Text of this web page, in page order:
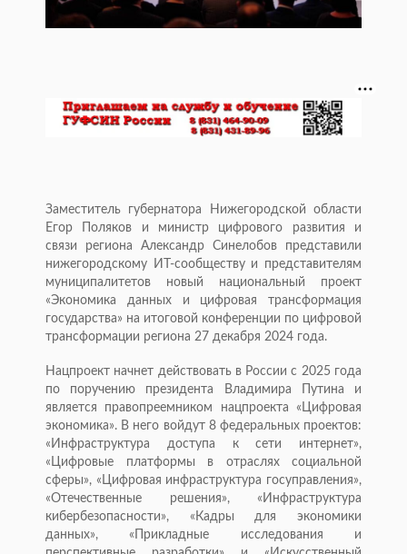
Заместитель губернатора Нижегородской области
Егор Поляков и министр цифрового развития и
связи региона Александр Синелобов представили
нижегородскому ИТ-сообществу и представителям
муниципалитетов новый национальный проект
«Экономика данных и цифровая трансформация
государства» на итоговой конференции по цифровой
трансформации региона 27 декабря 2024 года.
Нацпроект начнет действовать в России с 2025 года
по поручению президента Владимира Путина и
является правопреемником нацпроекта «Цифровая
экономика». В него войдут 8 федеральных проектов:
«Инфраструктура доступа к сети интернет»,
«Цифровые платформы в отраслях социальной
сферы», «Цифровая инфраструктура госуправления»,
«Отечественные решения», «Инфраструктура
кибербезопасности», «Кадры для экономики
данных», «Прикладные исследования и